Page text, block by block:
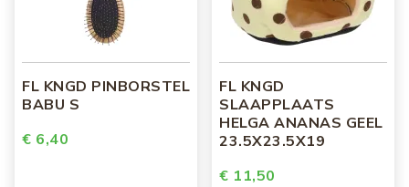
FL KNGD PINBORSTEL
BABU S
€ 6,40
FL KNGD
SLAAPPLAATS
HELGA ANANAS GEEL
23.5X23.5X19
€ 11,50